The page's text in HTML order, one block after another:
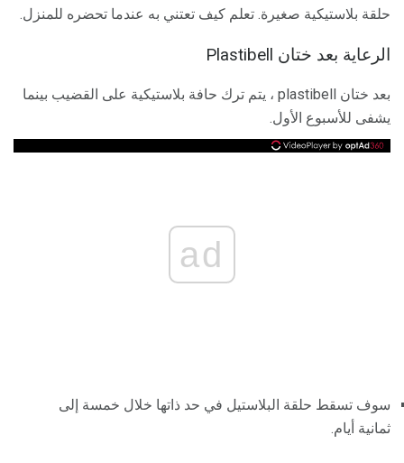
حلقة بلاستيكية صغيرة. تعلم كيف تعتني به عندما تحضره للمنزل.
الرعاية بعد ختان Plastibell
بعد ختان plastibell ، يتم ترك حافة بلاستيكية على القضيب بينما
يشفى للأسبوع الأول.
ad
سوف تسقط حلقة البلاستيل في حد ذاتها خلال خمسة إلى
ثمانية أيام.